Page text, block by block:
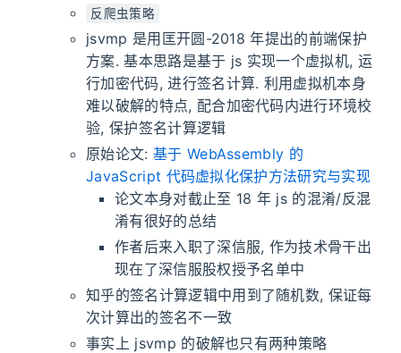
反爬虫策略
jsvmp 是用匡开圆-2018 年提出的前端保护
方案. 基本思路是基于 js 实现一个虚拟机, 运
行加密代码, 进行签名计算. 利用虚拟机本身
难以破解的特点, 配合加密代码内进行环境校
验, 保护签名计算逻辑
原始论文: 基于 WebAssembly 的
JavaScript 代码虚拟化保护方法研究与实现
论文本身对截止至 18 年 js 的混淆/反混
淆有很好的总结
作者后来入职了深信服, 作为技术骨干出
现在了深信服股权授予名单中
知乎的签名计算逻辑中用到了随机数, 保证每
次计算出的签名不一致
事实上 jsvmp 的破解也只有两种策略